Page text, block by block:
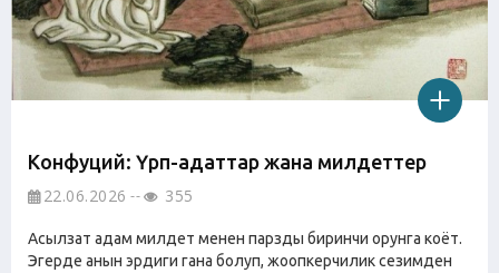
Конфуций: Үрп-адаттар жана милдеттер
22.06.2026 355
Асылзат адам милдет менен парзды биринчи орунга коёт.
Эгерде анын эрдиги гана болуп, жоопкерчилик сезимден